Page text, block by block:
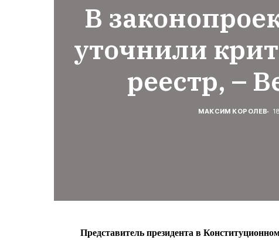
В
уточнили
реестр, –
МАКСИМ КОРОЛЕВ
Представитель президента в